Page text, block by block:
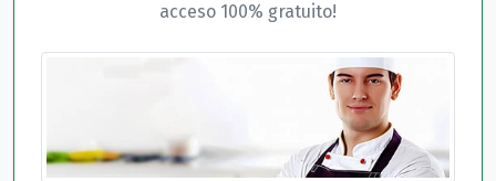
acceso 100% gratuito!